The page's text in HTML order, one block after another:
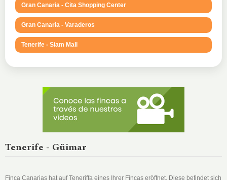
Gran Canaria - Cita Shopping Center
Gran Canaria - Varaderos
Tenerife - Siam Mall
Tenerife - Güimar
Finca Canarias hat auf Teneriffa eines Ihrer Fincas eröffnet. Diese befindet sich